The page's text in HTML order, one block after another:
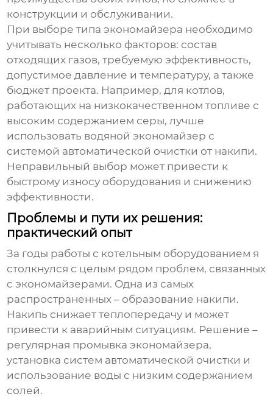
конструкции и обслуживании.
При выборе типа экономайзера необходимо
учитывать несколько факторов: состав
отходящих газов, требуемую эффективность,
допустимое давление и температуру, а также
бюджет проекта. Например, для котлов,
работающих на низкокачественном топливе с
высоким содержанием серы, лучше
использовать водяной экономайзер с
системой автоматической очистки от накипи.
Неправильный выбор может привести к
быстрому износу оборудования и снижению
эффективности.
Проблемы и пути их решения:
практический опыт
За годы работы с котельным оборудованием я
столкнулся с целым рядом проблем, связанных
сэкономайзерами. Одна из самых
распространенных – образование накипи.
Накипь снижает теплопередачу и может
привести к аварийным ситуациям. Решение –
регулярная промывка экономайзера,
установка систем автоматической очистки и
использование воды с низким содержанием
солей.